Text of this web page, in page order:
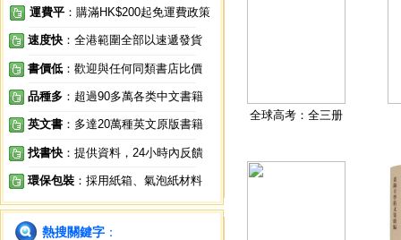
運費平 ：購滿HK$200起免運費政策
速度快 ：全港範圍全部以速遞發貨
書價低 ：歡迎與任何同類書店比價
品種多 ：超過90多萬各类中文書籍
英文書 ：多達20萬種英文原版書籍
找書快 ：提供資料，24小時內反饋
環保包裝 ：採用紙箱、氣泡紙材料
熱搜關鍵字 ：
全球高考：全三册